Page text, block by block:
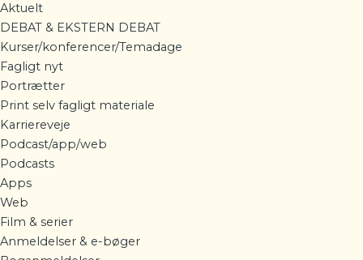
Aktuelt
DEBAT & EKSTERN DEBAT
Kurser/konferencer/Temadage
Fagligt nyt
Portrætter
Print selv fagligt materiale
Karriereveje
Podcast/app/web
Podcasts
Apps
Web
Film & serier
Anmeldelser & e-bøger